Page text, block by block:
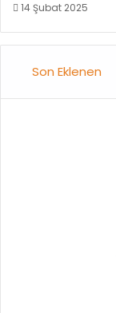
14 Şubat 2025
Son Eklenen